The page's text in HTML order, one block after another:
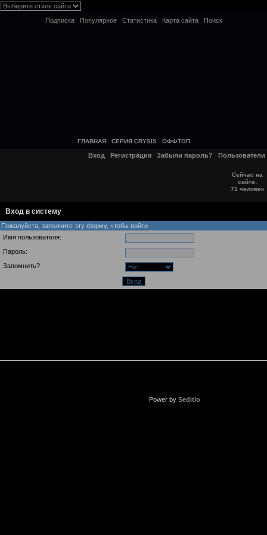
Подписка Популярное Статистика Карта сайта Поиск
ГЛАВНАЯ СЕРИЯ CRYSIS ОФФТОП
Вход Регистрация Забыли пароль? Пользователи
Сейчас на
сайте:
71 человек
Вход в систему
Пожалуйста, заполните эту форму, чтобы войти
Имя пользователя:
Пароль:
Запомнить?
Power by Seditio